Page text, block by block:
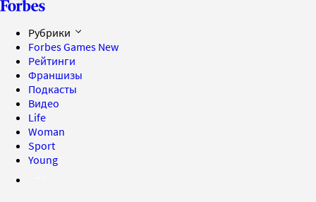
Рубрики
Forbes Games New
Рейтинги
Франшизы
Подкасты
Видео
Life
Woman
Sport
Young